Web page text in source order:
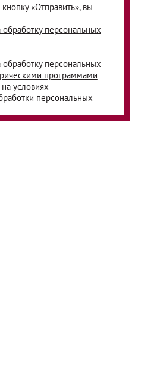
«Отправить», вы
обработку персональных
обработку персональных
программами
условиях
персональных